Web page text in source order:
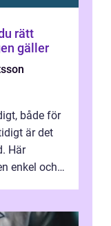
gäller
både för
är det
Här
enkel och